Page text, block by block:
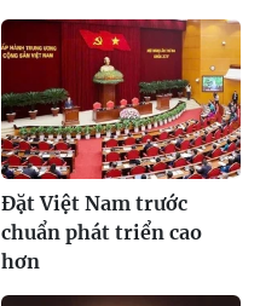
Đặt Việt Nam trước
chuẩn phát triển cao
hơn